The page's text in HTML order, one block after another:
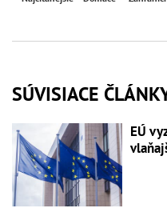
SÚVISIACE
EÚ